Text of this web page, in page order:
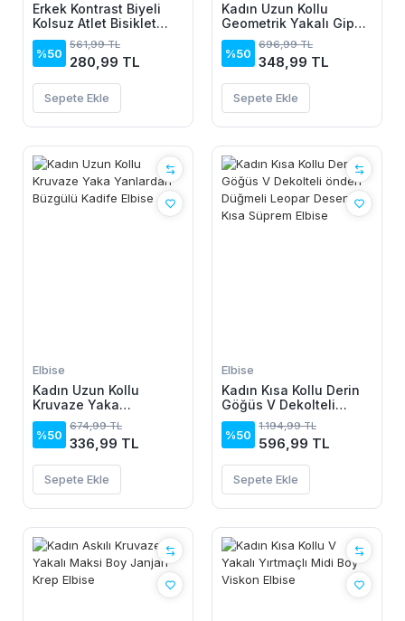
Erkek Kontrast Biyeli
Kolsuz Atlet Bisiklet
Yaka Yazlık Basic Atlet
- Turkuaz
%50
561,99 TL
280,99 TL
Sepete Ekle
Kadın Uzun Kollu
Geometrik Yakalı Gipe
Detaylı Krep Bluz
%50
696,99 TL
348,99 TL
Sepete Ekle
Elbise
Kadın Uzun Kollu
Kruvaze Yaka
Yanlardan Büzgülü
Kadife Elbise
%50
674,99 TL
336,99 TL
Sepete Ekle
Elbise
Kadın Kısa Kollu Derin
Göğüs V Dekolteli
önden Düğmeli Leopar
Desenli Kısa Süprem
Elbise
%50
1.194,99 TL
596,99 TL
Sepete Ekle